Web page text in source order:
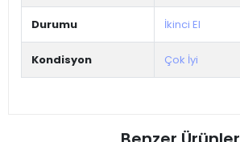
Durumu İkinci El
Kondisyon Çok İyi